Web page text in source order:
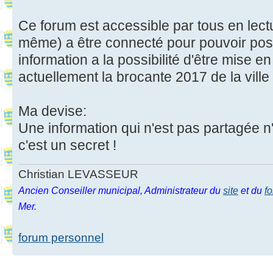
Ce forum est accessible par tous en
même) a être connecté pour pouvoir
information a la possibilité d'être mise
actuellement la brocante 2017 de la
Ma devise:
Une information qui n'est pas partagée
c'est un secret !
Christian LEVASSEUR
Ancien Conseiller municipal, Administrateur du site et du
Mer.
forum personnel